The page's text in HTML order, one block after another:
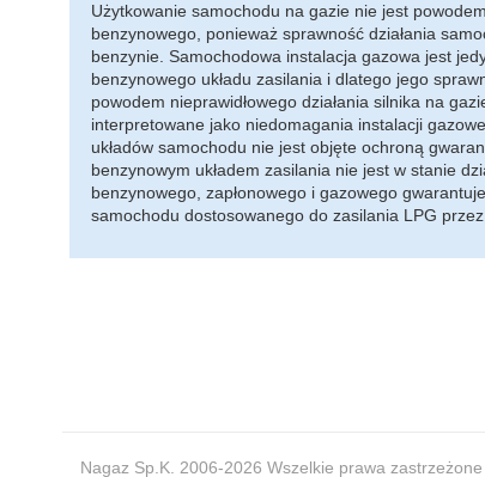
Użytkowanie samochodu na gazie nie jest
benzynowego, ponieważ sprawność działania
benzynie. Samochodowa instalacja gazowa jest
benzynowego układu zasilania i dlatego jego
powodem nieprawidłowego działania silnika na
interpretowane jako niedomagania instalacji
układów samochodu nie jest objęte ochroną
benzynowym układem zasilania nie jest w stanie
benzynowego, zapłonowego i gazowego
samochodu dostosowanego do zasilania LPG przez
Nagaz Sp.K. 2006-2026 Wszelkie prawa zastrzeżone